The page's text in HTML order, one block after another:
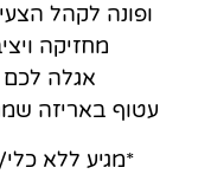
ופונה לקהל הצעיר,
מחזיקה
אגלה לכם
עטוף באריזה
*מגיע ללא